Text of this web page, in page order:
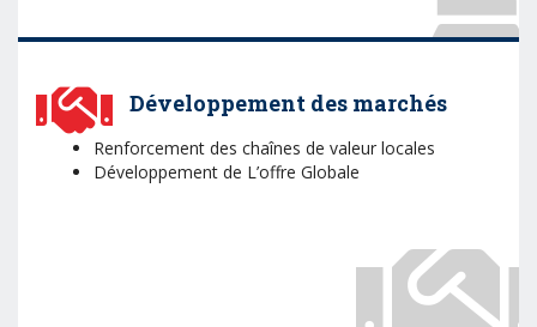
Développement des marchés
Renforcement des chaînes de valeur locales
Développement de L’offre Globale